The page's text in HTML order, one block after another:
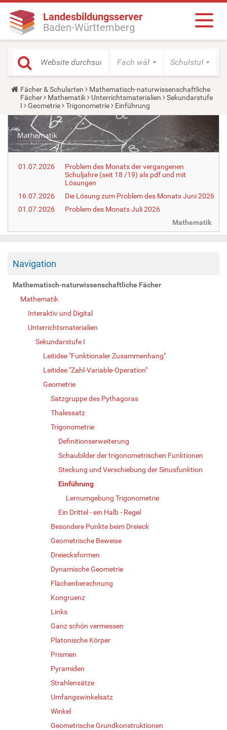
Landesbildungsserver
Baden-Württemberg
Fach wählen Schulstufe
Y
o
u
a
r
e
h
e
r
:
Fächer & Schularten
Mathematisch-naturwissenschaftliche
Fächer
Mathematik Unterrichtsmaterialien
Sekundarstufe
I
Geometrie Trigonometrie Einführung
01.07.2026
Problem des Monats der vergangenen
Schuljahre (seit 18 /19) als pdf und mit
Lösungen
16.07.2026
Die Lösung zum Problem des Monats Juni 2026
01.07.2026
Problem des Monats Juli 2026
Mathematik
Navigation
Mathematisch-naturwissenschaftliche Fächer
Mathematik
Interaktiv und Digital
Unterrichtsmaterialien
Sekundarstufe I
Leitidee "Funktionaler Zusammenhang"
Leitidee "Zahl-Variable-Operation"
Geometrie
Satzgruppe des Pythagoras
Thalessatz
Trigonometrie
Definitionserweiterung
Schaubilder der trigonometrischen Funktionen
Steckung und Verschiebung der Sinusfunktion
Einführung
Lernumgebung Trigonometrie
Ein Drittel - ein Halb - Regel
Besondere Punkte beim Dreieck
Geometrische Beweise
Dreiecksformen
Dynamische Geometrie
Flächenberechnung
Kongruenz
Links
Ganz schön vermessen
Platonische Körper
Prismen
Pyramiden
Strahlensätze
Umfangswinkelsatz
Winkel
Geometrische Grundkonstruktionen